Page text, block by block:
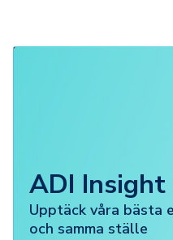
ADI Insight
Upptäck våra bästa
och samma ställe